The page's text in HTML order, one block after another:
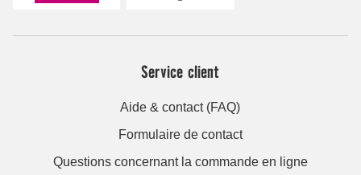
Service client
Aide & contact (FAQ)
Formulaire de contact
Questions concernant la commande en ligne